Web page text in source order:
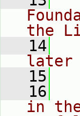
the
   14
later
   15
   16
in